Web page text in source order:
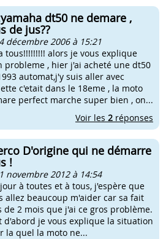
dt50 ne demare ,
de jus??
décembre 2006 à 15:21
tous!!!!!!!!! alors je vous explique
probleme , hier j'ai acheté une dt50
automat,j'y suis aller avec
c'etait dans le 18eme , la moto
perfect marche super bien , on...
Voir les 2 réponses
D'origine qui ne démarre
!
novembre 2012 à 14:54
à toutes et à tous, j'espère que
allez beaucoup m'aider car sa fait
de 2 mois que j'ai ce gros problème.
d'abord je vous explique la situation
la quel la moto ne...